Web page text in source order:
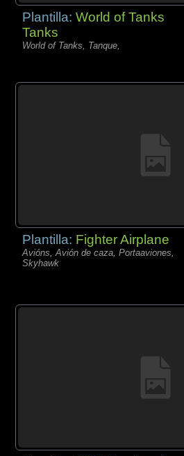
Plantilla:World of Tanks
Tanks
World of Tanks, Tanque,
Plantilla: Fighter Airplane
Avións, Avión de caza, Portaaviones,
Skyhawk